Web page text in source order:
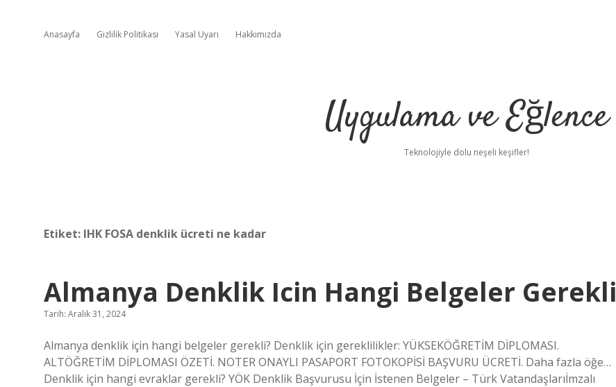
Anasayfa Gizlilik Politikası Yasal Uyarı Hakkımızda
Uygulama ve Eğlence
Teknolojiyle dolu neşeli keşifler!
Etiket: IHK FOSA denklik ücreti ne kadar
Almanya Denklik Icin Hangi Belgeler Gerekli
Tarih: Aralık 31, 2024
Almanya denklik için hangi belgeler gerekli? Denklik için gereklilikler: YÜKSEKÖĞRETİM DİPLOMASI.
ALTÖĞRETİM DİPLOMASI ÖZETİ. NOTER ONAYLI PASAPORT FOTOKOPİSİ BAŞVURU ÜCRETİ. Daha fazla öğe…
Denklik için hangi evraklar gerekli? YÖK Denklik Başvurusu İçin İstenen Belgeler – Türk Vatandaşlarıİmzalı